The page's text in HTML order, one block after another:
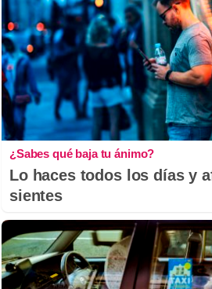
¿Sabes qué baja tu ánimo?
Lo haces todos los días y
sientes